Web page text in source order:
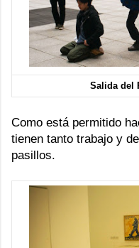
Salida del
Como está permitido
tienen tanto trabajo y
pasillos.